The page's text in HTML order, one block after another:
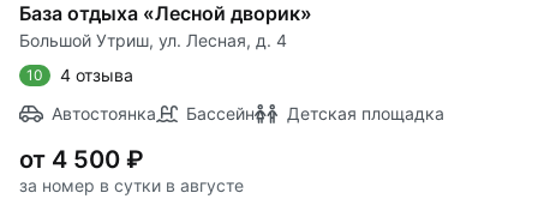
База отдыха «Лесной дворик»
Большой Утриш, ул. Лесная, д. 4
10
4 отзыва
Автостоянка
Бассейн Детская площадка
от 4 500 ₽
за номер в сутки в августе